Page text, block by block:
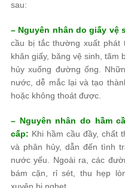
sau:
– Nguyên nhân do giấy vệ
cầu bị tắc thường xuất phát
khăn giấy, băng vệ sinh, tăm
hủy xuống đường ống.
nước, dễ mắc lại và tạo
hoặc không thoát được.
– Nguyên nhân do hầm
cấp: Khi hầm cầu đầy, chất
và phân hủy, dẫn đến tình
nước yếu. Ngoài ra, các
bám cặn, rỉ sét, thu hẹp